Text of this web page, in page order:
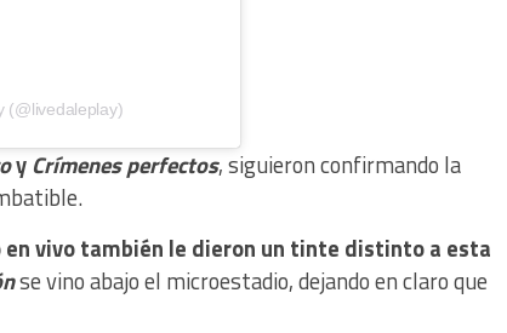
(@livedaleplay)
y Crímenes perfectos, siguieron confirmando la
en vivo también le dieron un tinte distinto a esta
se vino abajo el microestadio, dejando en claro que